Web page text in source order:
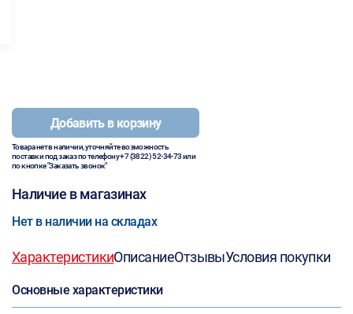
Добавить в корзину
Товара нет в наличии, уточняйте возможность
поставки под заказ по телефону+7 (3822) 52-34-73или
по кнопке "Заказать звонок"
Наличие в магазинах
Нет в наличии на складах
ХарактеристикиОписаниеОтзывыУсловия покупки
Основные характеристики